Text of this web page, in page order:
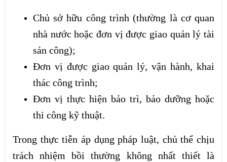
Chủ sở hữu công trình (thường là cơ quan
nhà nước hoặc đơn vị được giao quản lý tài
sản công);
Đơn vị được giao quản lý, vận hành, khai
thác công trình;
Đơn vị thực hiện bảo trì, bảo dưỡng hoặc
thi công kỹ thuật.
Trong thực tiễn áp dụng pháp luật, chủ thể chịu
trách nhiệm bồi thường không nhất thiết là